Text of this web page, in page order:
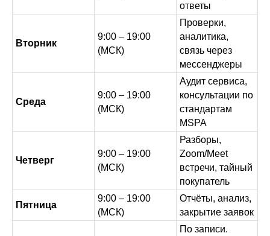
ответы
Вторник
9:00 – 19:00
(МСК)
Проверки,
аналитика,
связь через
мессенджеры
Среда
9:00 – 19:00
(МСК)
Аудит сервиса,
консультации по
стандартам
MSPA
Четверг
9:00 – 19:00
(МСК)
Разборы,
Zoom/Meet
встречи, тайный
покупатель
Пятница
9:00 – 19:00
(МСК)
Отчёты, анализ,
закрытие заявок
По записи.